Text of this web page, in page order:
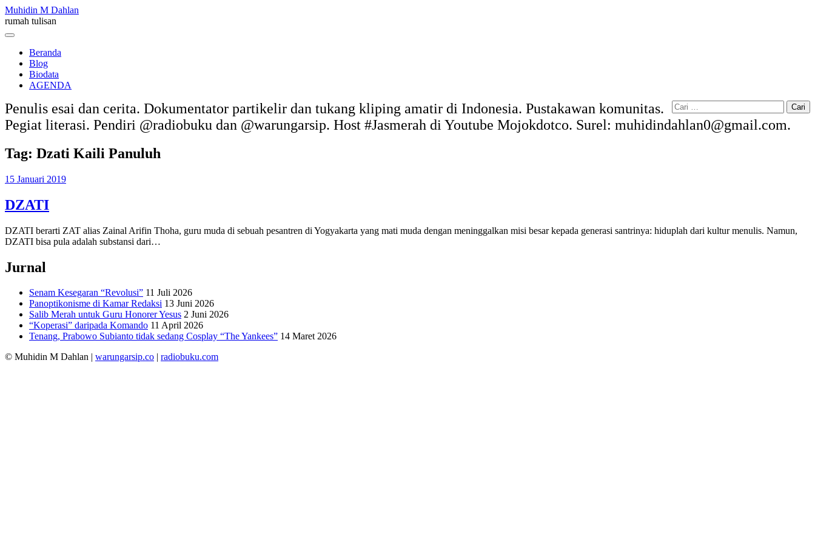
Skip
to
content
Muhidin M Dahlan
rumah tulisan
Menu
Beranda
Blog
Biodata
AGENDA
Cari
untuk:
Penulis esai dan cerita. Dokumentator partikelir dan tukang kliping amatir di Indonesia. Pustakawan komunitas.
Pegiat literasi. Pendiri @radiobuku dan @warungarsip. Host #Jasmerah di Youtube Mojokdotco. Surel: muhidindahlan0@gmail.com.
Tag: Dzati Kaili Panuluh
15 Januari 2019
DZATI
DZATI berarti ZAT alias Zainal Arifin Thoha, guru muda di sebuah pesantren di Yogyakarta yang mati muda dengan meninggalkan misi besar kepada generasi santrinya: hiduplah dari kultur menulis. Namun,
DZATI bisa pula adalah substansi dari…
Jurnal
Senam Kesegaran “Revolusi” 11 Juli 2026
Panoptikonisme di Kamar Redaksi 13 Juni 2026
Salib Merah untuk Guru Honorer Yesus 2 Juni 2026
“Koperasi” daripada Komando 11 April 2026
Tenang, Prabowo Subianto tidak sedang Cosplay “The Yankees” 14 Maret 2026
© Muhidin M Dahlan | warungarsip.co | radiobuku.com